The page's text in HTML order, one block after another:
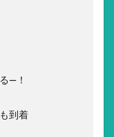
―！
到着